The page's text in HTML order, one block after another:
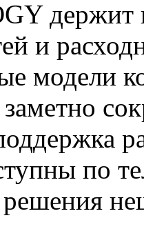
держит
и
модели
по
решения